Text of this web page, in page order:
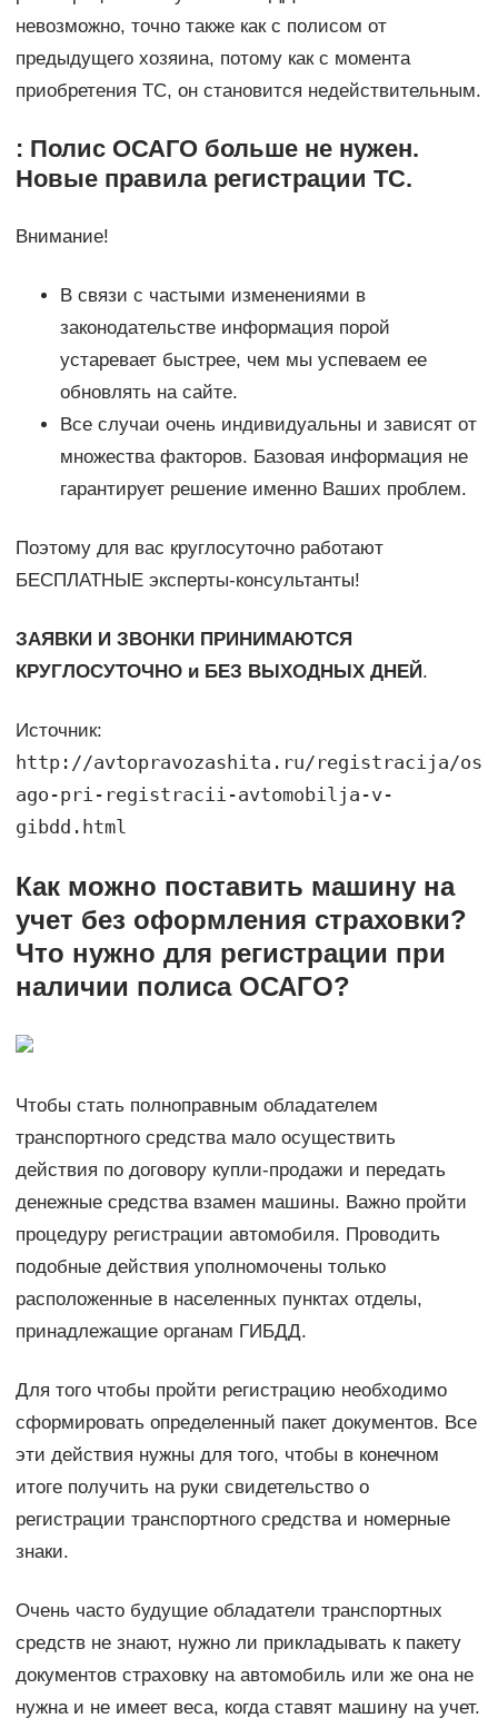
невозможно, точно также как с полисом от
предыдущего хозяина, потому как с момента
приобретения ТС, он становится недействительным.
: Полис ОСАГО больше не нужен.
Новые правила регистрации ТС.
Внимание!
В связи с частыми изменениями в
законодательстве информация порой
устаревает быстрее, чем мы успеваем ее
обновлять на сайте.
Все случаи очень индивидуальны и зависят от
множества факторов. Базовая информация не
гарантирует решение именно Ваших проблем.
Поэтому для вас круглосуточно работают
БЕСПЛАТНЫЕ эксперты-консультанты!
ЗАЯВКИ И ЗВОНКИ ПРИНИМАЮТСЯ
КРУГЛОСУТОЧНО и БЕЗ ВЫХОДНЫХ ДНЕЙ .
Источник:
http://avtopravozashita.ru/registracija/os
ago-pri-registracii-avtomobilja-v-
gibdd.html
Как можно поставить машину на
учет без оформления страховки?
Что нужно для регистрации при
наличии полиса ОСАГО?
Чтобы стать полноправным обладателем
транспортного средства мало осуществить
действия по договору купли-продажи и передать
денежные средства взамен машины. Важно пройти
процедуру регистрации автомобиля. Проводить
подобные действия уполномочены только
расположенные в населенных пунктах отделы,
принадлежащие органам ГИБДД.
Для того чтобы пройти регистрацию необходимо
сформировать определенный пакет документов. Все
эти действия нужны для того, чтобы в конечном
итоге получить на руки свидетельство о
регистрации транспортного средства и номерные
знаки.
Очень часто будущие обладатели транспортных
средств не знают, нужно ли прикладывать к пакету
документов страховку на автомобиль или же она не
нужна и не имеет веса, когда ставят машину на учет.